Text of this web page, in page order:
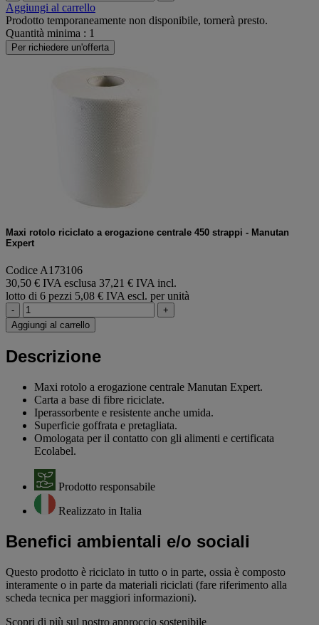
Aggiungi al carrello
Prodotto temporaneamente non disponibile, tornerà presto.
Quantità minima : 1
Per richiedere un'offerta
Maxi rotolo riciclato a erogazione centrale 450 strappi - Manutan
Expert
Codice A173106
30,50 € IVA esclusa 37,21 € IVA incl.
lotto di 6 pezzi 5,08 € IVA escl. per unità
-
+
Aggiungi al carrello
Descrizione
Maxi rotolo a erogazione centrale Manutan Expert.
Carta a base di fibre riciclate.
Iperassorbente e resistente anche umida.
Superficie goffrata e pretagliata.
Omologata per il contatto con gli alimenti e certificata
Ecolabel.
Prodotto responsabile
Realizzato in Italia
Benefici ambientali e/o sociali
Questo prodotto è riciclato in tutto o in parte, ossia è composto
interamente o in parte da materiali riciclati (fare riferimento alla
scheda tecnica per maggiori informazioni).
Scopri di più sul nostro approccio sostenibile